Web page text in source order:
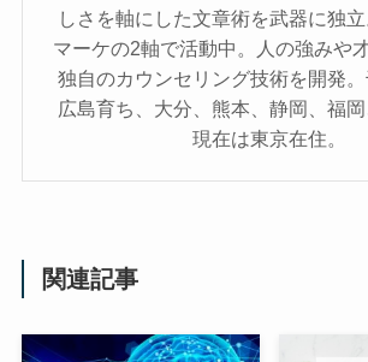
しさを軸にした文章術を武器に独
マーケの2軸で活動中。人の強みや
独自のカウンセリング技術を開発。
広島育ち、大分、熊本、静岡、福
現在は東京在住。
関連記事